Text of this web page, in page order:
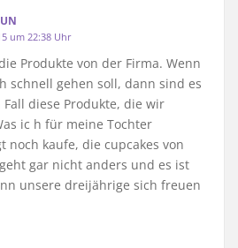
um 22:38 Uhr
Produkte von der Firma. Wenn
schnell gehen soll, dann sind es
diese Produkte, die wir
ic h für meine Tochter
noch kaufe, die cupcakes von
gar nicht anders und es ist
unsere dreijährige sich freuen